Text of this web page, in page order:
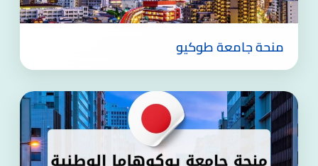
منحة جامعة طوكيو